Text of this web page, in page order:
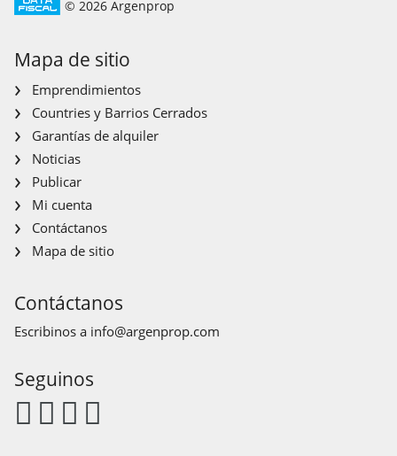
© 2026 Argenprop
Mapa de sitio
Emprendimientos
Countries y Barrios Cerrados
Garantías de alquiler
Noticias
Publicar
Mi cuenta
Contáctanos
Mapa de sitio
Contáctanos
Escribinos a info@argenprop.com
Seguinos